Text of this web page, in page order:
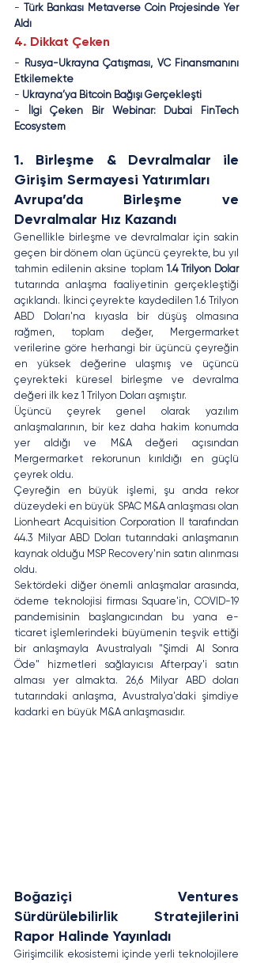
- Türk Bankası Metaverse Coin Projesinde Yer
Aldı
4. Dikkat Çeken
- Rusya-Ukrayna Çatışması, VC Finansmanını
Etkilemekte
- Ukrayna’ya Bitcoin Bağışı Gerçekleşti
-
İlgi Çeken Bir Webinar: Dubai FinTech
Ecosystem
1. Birleşme & Devralmalar ile
Girişim Sermayesi Yatırımları
Avrupa’da Birleşme ve
Devralmalar Hız Kazandı
Genellikle birleşme ve devralmalar için sakin
geçen bir dönem olan üçüncü çeyrekte, bu yıl
tahmin edilenin aksine toplam 1.4 Trilyon Dolar
tutarında anlaşma faaliyetinin gerçekleştiği
açıklandı. İkinci çeyrekte kaydedilen 1.6 Trilyon
ABD Doları'na kıyasla bir düşüş olmasına
rağmen, toplam değer, Mergermarket
verilerine göre herhangi bir üçüncü çeyreğin
en yüksek değerine ulaşmış ve üçüncü
çeyrekteki küresel birleşme ve devralma
değeri ilk kez 1 Trilyon Doları aşmıştır.
Üçüncü çeyrek genel olarak yazılım
anlaşmalarının, bir kez daha hakim konumda
yer aldığı ve M&A değeri açısından
Mergermarket rekorunun kırıldığı en güçlü
çeyrek oldu.
Çeyreğin en büyük işlemi, şu anda rekor
düzeydeki en büyük SPAC M&A anlaşması olan
Lionheart Acquisition Corporation II tarafından
44.3 Milyar ABD Doları tutarındaki anlaşmanın
kaynak olduğu MSP Recovery'nin satın alınması
oldu.
Sektördeki diğer önemli anlaşmalar arasında,
ödeme teknolojisi firması Square'in, COVID-19
pandemisinin başlangıcından bu yana e-
ticaret işlemlerindeki büyümenin teşvik ettiği
bir anlaşmayla Avustralyalı "Şimdi Al Sonra
Öde" hizmetleri sağlayıcısı Afterpay'i satın
alması yer almakta. 26,6 Milyar ABD doları
tutarındaki anlaşma, Avustralya'daki şimdiye
kadarki en büyük M&A anlaşmasıdır.
Boğaziçi Ventures
Sürdürülebilirlik Stratejilerini
Rapor Halinde Yayınladı
Girişimcilik ekosistemi içinde yerli teknolojilere